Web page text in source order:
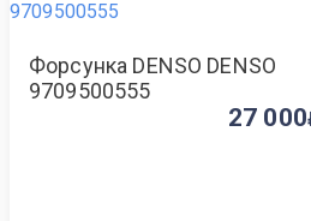
Форсунка DENSO DENSO
9709500555
27 000